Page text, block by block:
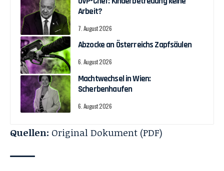
Arbeit?
7. August 2026
Abzocke an Österreichs Zapfsäulen
6. August 2026
Machtwechsel in Wien:
Scherbenhaufen
6. August 2026
Quellen: Original Dokument (PDF)